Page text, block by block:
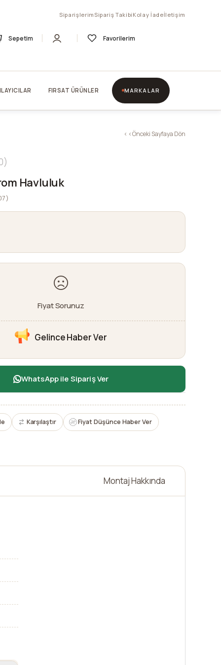
Siparişlerim Sipariş Takibi Kolay İadeİletişim
Sepetim Favorilerim
FIRSAT ÜRÜNLER MARKALAR
< < Önceki Sayfaya Dön
Havluluk
Fiyat Sorunuz
Gelince Haber Ver
WhatsApp ile Sipariş Ver
Karşılaştır Fiyat Düşünce Haber Ver
Montaj Hakkında